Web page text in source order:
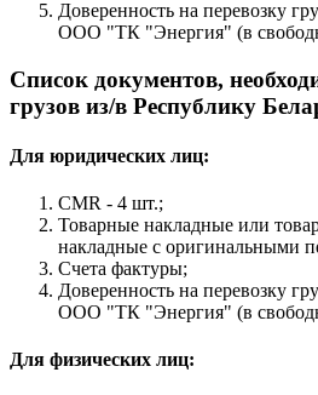
Доверенность на перевозку
ООО "ТК "Энергия" (в
Список документов,
грузов из/в Республику
Для юридических лиц:
CMR - 4 шт.;
Товарные накладные или
накладные с оригинальными
Счета фактуры;
Доверенность на перевозку
ООО "ТК "Энергия" (в
Для физических лиц: